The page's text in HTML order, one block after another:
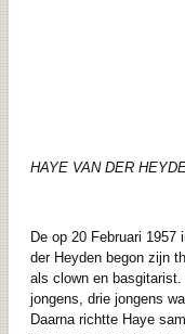
HAYE VAN DER
De op 20 Februari
der Heyden begon zijn
als clown en
jongens, drie jongens
Daarna richtte Haye